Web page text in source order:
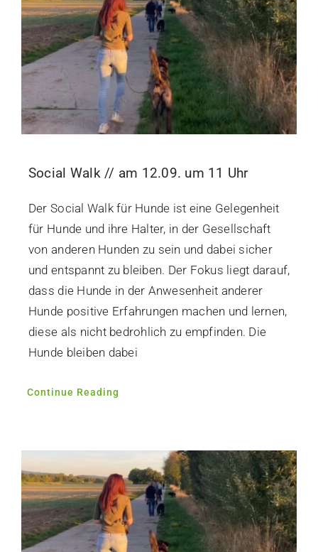
Social Walk // am 12.09. um 11 Uhr
Der Social Walk für Hunde ist eine Gelegenheit
für Hunde und ihre Halter, in der Gesellschaft
von anderen Hunden zu sein und dabei sicher
und entspannt zu bleiben. Der Fokus liegt darauf,
dass die Hunde in der Anwesenheit anderer
Hunde positive Erfahrungen machen und lernen,
diese als nicht bedrohlich zu empfinden. Die
Hunde bleiben dabei
Continue Reading